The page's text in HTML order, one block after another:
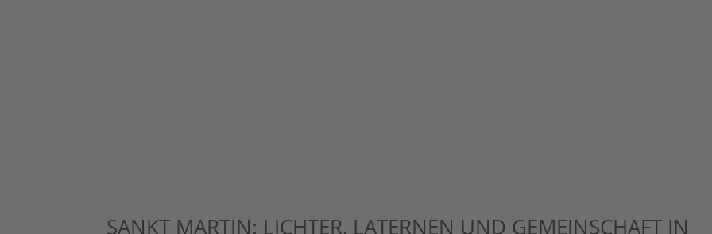
SANKT MARTIN: LICHTER, LATERNEN UND GEMEINSCHAFT IN